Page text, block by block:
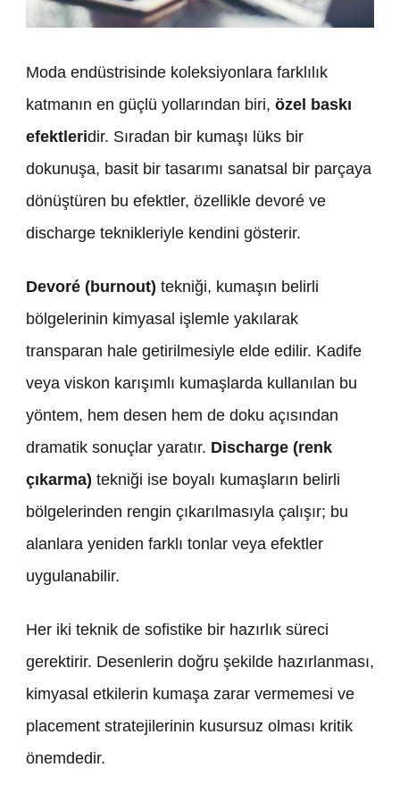
Moda endüstrisinde koleksiyonlara farklılık
katmanın en güçlü yollarından biri, özel baskı
efektleridir. Sıradan bir kumaşı lüks bir
dokunuşa, basit bir tasarımı sanatsal bir parçaya
dönüştüren bu efektler, özellikle devoré ve
discharge teknikleriyle kendini gösterir.
Devoré (burnout) tekniği, kumaşın belirli
bölgelerinin kimyasal işlemle yakılarak
transparan hale getirilmesiyle elde edilir. Kadife
veya viskon karışımlı kumaşlarda kullanılan bu
yöntem, hem desen hem de doku açısından
dramatik sonuçlar yaratır. Discharge (renk
çıkarma) tekniği ise boyalı kumaşların belirli
bölgelerinden rengin çıkarılmasıyla çalışır; bu
alanlara yeniden farklı tonlar veya efektler
uygulanabilir.
Her iki teknik de sofistike bir hazırlık süreci
gerektirir. Desenlerin doğru şekilde hazırlanması,
kimyasal etkilerin kumaşa zarar vermemesi ve
placement stratejilerinin kusursuz olması kritik
önemdedir.